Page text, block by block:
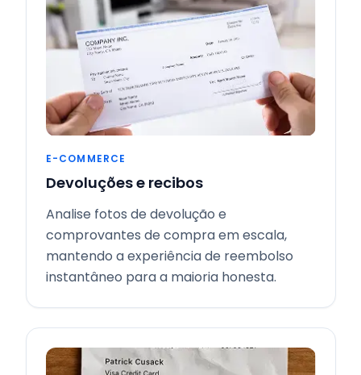
E-COMMERCE
Devoluções e recibos
Analise fotos de devolução e
comprovantes de compra em escala,
mantendo a experiência de reembolso
instantâneo para a maioria honesta.